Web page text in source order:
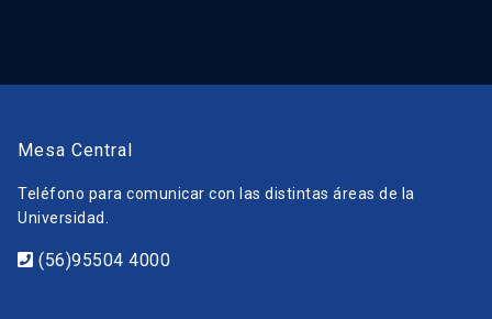
Mesa Central
Teléfono para comunicar con las distintas áreas de la
Universidad.
(56)95504 4000